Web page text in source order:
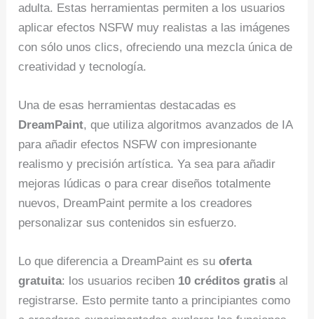
adulta. Estas herramientas permiten a los usuarios
aplicar efectos NSFW muy realistas a las imágenes
con sólo unos clics, ofreciendo una mezcla única de
creatividad y tecnología.
Una de esas herramientas destacadas es
DreamPaint, que utiliza algoritmos avanzados de IA
para añadir efectos NSFW con impresionante
realismo y precisión artística. Ya sea para añadir
mejoras lúdicas o para crear diseños totalmente
nuevos, DreamPaint permite a los creadores
personalizar sus contenidos sin esfuerzo.
Lo que diferencia a DreamPaint es suoferta
gratuita: los usuarios reciben 10 créditos gratis al
registrarse. Esto permite tanto a principiantes como